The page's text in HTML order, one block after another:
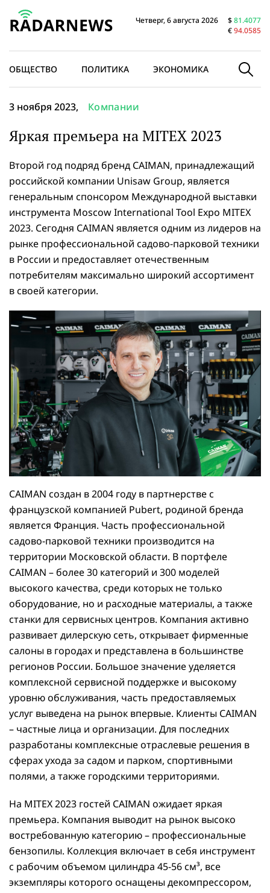
Четверг, 6 августа 2026 $81.4077
€94.0585
ОБЩЕСТВО ПОЛИТИКА ЭКОНОМИКА В МИРЕ
3 ноября 2023, Компании
Яркая премьера на MITEX 2023
Второй год подряд бренд CAIMAN, принадлежащий
российской компании Unisaw Group, является
генеральным спонсором Международной выставки
инструмента Moscow International Tool Expo MITEX
2023. Сегодня CAIMAN является одним из лидеров на
рынке профессиональной садово-парковой техники
в России и предоставляет отечественным
потребителям максимально широкий ассортимент
в своей категории.
CAIMAN создан в 2004 году в партнерстве с
французской компанией Pubert, родиной бренда
является Франция. Часть профессиональной
садово-парковой техники производится на
территории Московской области. В портфеле
CAIMAN – более 30 категорий и 300 моделей
высокого качества, среди которых не только
оборудование, но и расходные материалы, а также
станки для сервисных центров. Компания активно
развивает дилерскую сеть, открывает фирменные
салоны в городах и представлена в большинстве
регионов России. Большое значение уделяется
комплексной сервисной поддержке и высокому
уровню обслуживания, часть предоставляемых
услуг выведена на рынок впервые. Клиенты CAIMAN
– частные лица и организации. Для последних
разработаны комплексные отраслевые решения в
сферах ухода за садом и парком, спортивными
полями, а также городскими территориями.
На MITEX 2023 гостей CAIMAN ожидает яркая
премьера. Компания выводит на рынок высоко
востребованную категорию – профессиональные
бензопилы. Коллекция включает в себя инструмент
с рабочим объемом цилиндра 45-56 см³, все
экземпляры которого оснащены декомпрессором,